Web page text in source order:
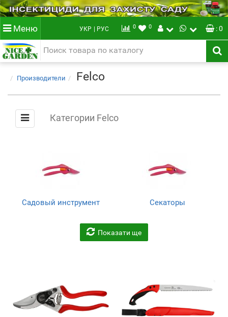
Меню УКР | РУС 0 0 : 0
Производители Felco
Категории Felco
Садовый инструмент Секаторы
Аксессуары к садовому
инструменту
Сучкорезы и веткорезы
(20)
Показати ще